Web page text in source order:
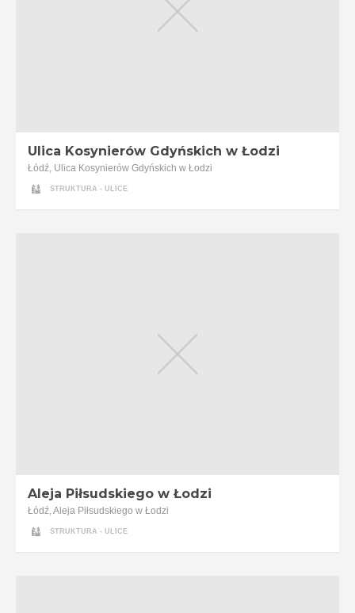
Ulica Kosynierów Gdyńskich w Łodzi
Łódź, Ulica Kosynierów Gdyńskich w Łodzi
STRUKTURA - ULICE
Aleja Piłsudskiego w Łodzi
Łódź, Aleja Piłsudskiego w Łodzi
STRUKTURA - ULICE